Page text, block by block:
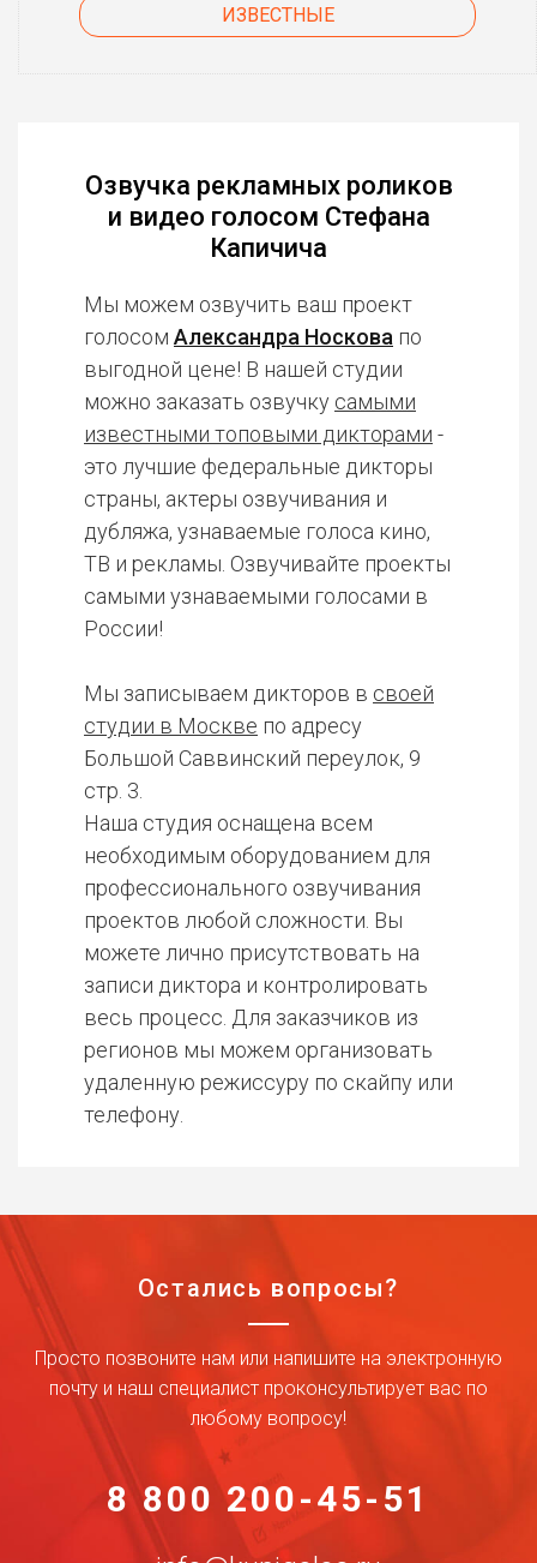
ИЗВЕСТНЫЕ
Озвучка рекламных роликов
и видео голосом Стефана
Капичича
Мы можем озвучить ваш проект
голосом Александра Носкова по
выгодной цене! В нашей студии
можно заказать озвучку самыми
известными топовыми дикторами -
это лучшие федеральные дикторы
страны, актеры озвучивания и
дубляжа, узнаваемые голоса кино,
ТВ и рекламы. Озвучивайте проекты
самыми узнаваемыми голосами в
России!
Мы записываем дикторов в своей
студии в Москве по адресу
Большой Саввинский переулок, 9
стр. 3.
Наша студия оснащена всем
необходимым оборудованием для
профессионального озвучивания
проектов любой сложности. Вы
можете лично присутствовать на
записи диктора и контролировать
весь процесс. Для заказчиков из
регионов мы можем организовать
удаленную режиссуру по скайпу или
телефону.
Остались вопросы?
Просто позвоните нам или напишите на электронную
почту и наш специалист проконсультирует вас по
любому вопросу!
8 800 200-45-51